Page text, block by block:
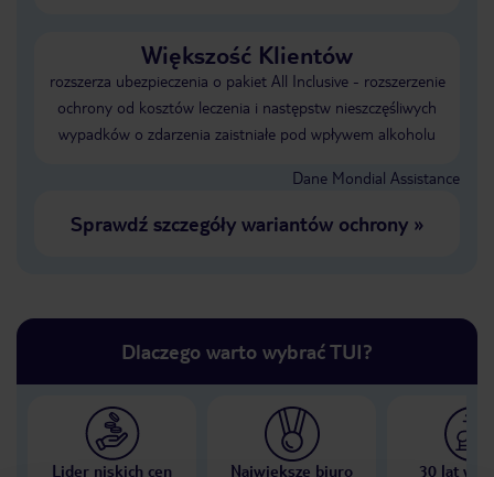
Większość Klientów
rozszerza ubezpieczenia o pakiet All Inclusive - rozszerzenie
ochrony od kosztów leczenia i następstw nieszczęśliwych
wypadków o zdarzenia zaistniałe pod wpływem alkoholu
Dane Mondial Assistance
Sprawdź szczegóły wariantów ochrony»
Dlaczego warto wybrać TUI?
Lider niskich cen Największe biuro 30 lat w